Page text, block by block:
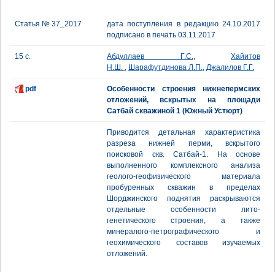
Статья № 37_2017
дата поступления в редакцию 24.10.2017
подписано в печать 03.11.2017
15 с. Абдуллаев Г.С., Хайитов
Н.Ш. , Шарафутдинова Л.П., Джалилов Г.Г.
pdf
Особенности строения нижнепермских
отложений, вскрытых на площади
Сатбай скважиной 1 (Южный Устюрт)
Приводится детальная характеристика
разреза нижней перми, вскрытого
поисковой скв. Сатбай-1. На основе
выполненного комплексного анализа
геолого-геофизического материала
пробуренных скважин в пределах
Шорджинского поднятия раскрываются
отдельные особенности лито-
генетического строения, а также
минералого-петрографического и
геохимического составов изучаемых
отложений.